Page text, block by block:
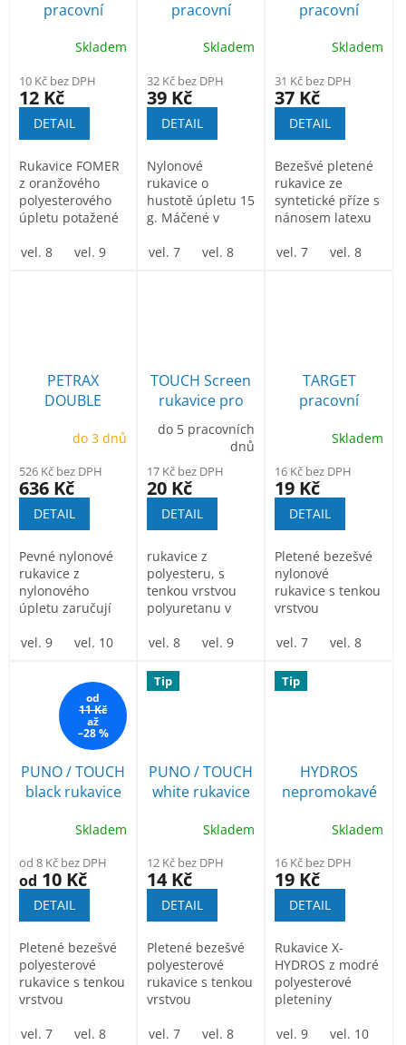
pracovní
polomáčené v
Skladem
10 Kč bez DPH
12 Kč
DETAIL
Rukavice FOMER
z oranžového
polyesterového
úpletu potažené
měkkou...
vel. 8 vel. 9 vel. 10 vel. 11
pracovní
polomáčené v
Skladem
32 Kč bez DPH
39 Kč
DETAIL
Nylonové
rukavice o
hustotě úpletu 15
g. Máčené v
Rukavice PETRAX
vel. 7 vel. 8 vel. 9 vel. 10
pracovní
povrstvené
Skladem
31 Kč bez DPH
37 Kč
DETAIL
Bezešvé pletené
rukavice ze
syntetické příze s
nánosem latexu
prstech....
vel. 7 vel. 8
PETRAX
DOUBLE
rukavice 3/4
latexu balení
do 3 dnů
526 Kč bez DPH
636 Kč
DETAIL
Pevné nylonové
rukavice z
nylonového
úpletu zaručují
odolnost. Díky...
vel. 9 vel. 10
TOUCH Screen
rukavice pro
práci s
dotykovými
do 5 pracovních
dnů
17 Kč bez DPH
20 Kč
DETAIL
rukavice z
polyesteru, s
tenkou vrstvou
polyuretanu v
prstech, na
vel. 8 vel. 9 vel. 10
TARGET
pracovní
povrstvené
Skladem
16 Kč bez DPH
19 Kč
DETAIL
Pletené bezešvé
nylonové
rukavice s tenkou
vrstvou
dlani a na
vel. 7 vel. 8
od
11 Kč
až
–28 %
PUNO / TOUCH
black rukavice
polyuretanem
Skladem
od 8 Kč bez DPH
od 10 Kč
DETAIL
Pletené bezešvé
polyesterové
rukavice s tenkou
vrstvou
dlani a na
vel. 7 vel. 8 vel. 9 vel. 10 vel. 11
Tip
PUNO / TOUCH
white rukavice
polyuretanem
Skladem
12 Kč bez DPH
14 Kč
DETAIL
Pletené bezešvé
polyesterové
rukavice s tenkou
vrstvou
dlani a na
vel. 7 vel. 8 vel. 9 vel. 10
Tip
HYDROS
nepromokavé
rukavice
Skladem
16 Kč bez DPH
19 Kč
DETAIL
Rukavice X-
HYDROS z modré
polyesterové
pleteniny
dlani a na horní
vel. 9 vel. 10